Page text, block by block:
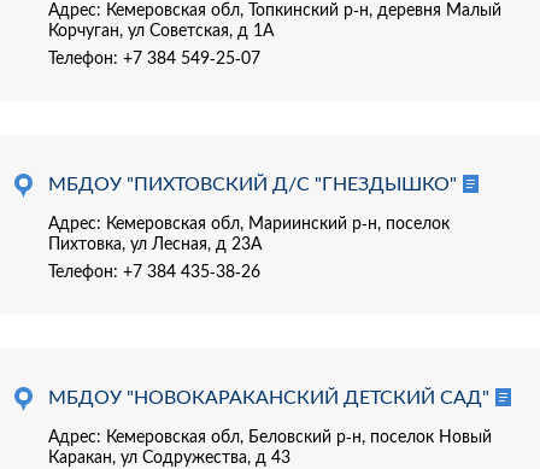
Адрес: Кемеровская обл, Топкинский р-н, деревня Малый
Корчуган, ул Советская, д 1А
Телефон: +7 384 549-25-07
МБДОУ "ПИХТОВСКИЙ Д/С "ГНЕЗДЫШКО"
Адрес: Кемеровская обл, Мариинский р-н, поселок
Пихтовка, ул Лесная, д 23А
Телефон: +7 384 435-38-26
МБДОУ "НОВОКАРАКАНСКИЙ ДЕТСКИЙ САД"
Адрес: Кемеровская обл, Беловский р-н, поселок Новый
Каракан, ул Содружества, д 43